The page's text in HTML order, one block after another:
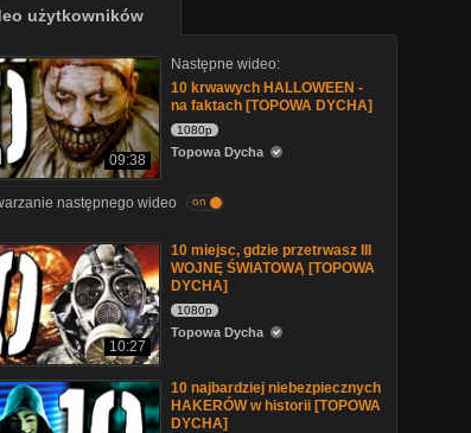
użytkowników
09:38
Następne wideo:
10 krwawych HALLOWEEN -
na faktach [TOPOWA DYCHA]
1080p
Topowa Dycha
następnego wideo on
10:27
10 miejsc, gdzie przetrwasz III
WOJNĘ ŚWIATOWĄ [TOPOWA
DYCHA]
1080p
Topowa Dycha
10 najbardziej niebezpiecznych
HAKERÓW w historii [TOPOWA
DYCHA]